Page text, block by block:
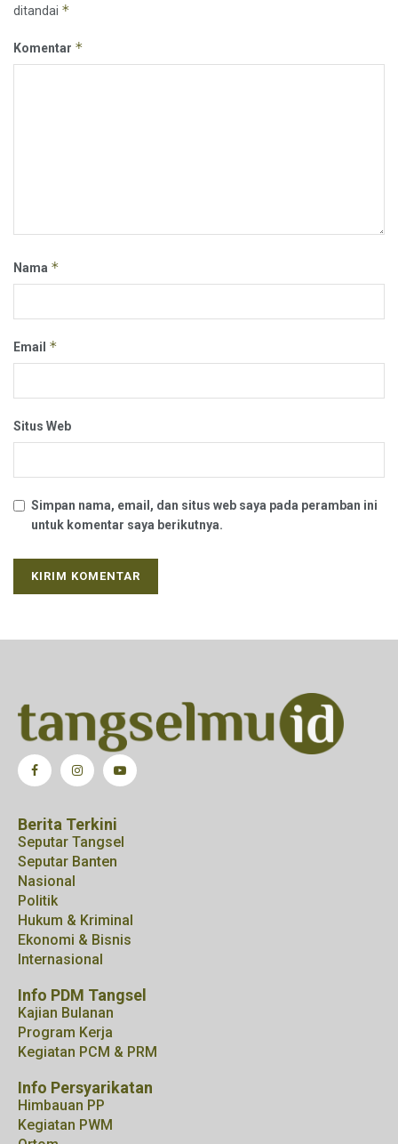
ditandai *
Komentar *
Nama *
Email *
Situs Web
Simpan nama, email, dan situs web saya pada peramban ini
untuk komentar saya berikutnya.
Berita Terkini
Seputar Tangsel
Seputar Banten
Nasional
Politik
Hukum & Kriminal
Ekonomi & Bisnis
Internasional
Info PDM Tangsel
Kajian Bulanan
Program Kerja
Kegiatan PCM & PRM
Info Persyarikatan
Himbauan PP
Kegiatan PWM